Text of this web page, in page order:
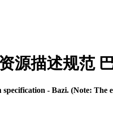
源描述规范
- Bazi. (Note: